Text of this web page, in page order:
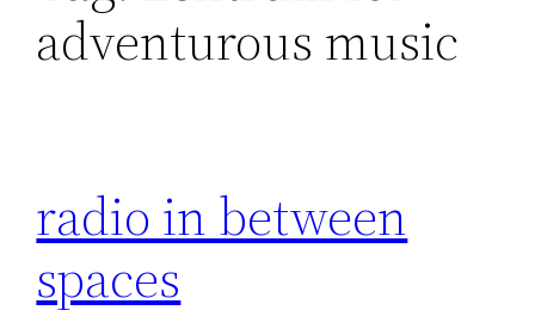
adventurous music
radio in between
spaces